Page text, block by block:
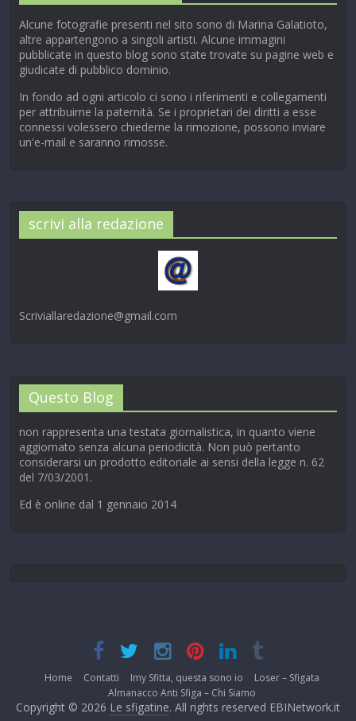
Alcune fotografie presenti nel sito sono di Marina Galatioto,
altre appartengono a singoli artisti. Alcune immagini
pubblicate in questo blog sono state trovate su pagine web e
giudicate di pubblico dominio.
In fondo ad ogni articolo ci sono i riferimenti e collegamenti
per attribuirne la paternità. Se i proprietari dei diritti a esse
connessi volessero chiederne la rimozione, possono inviare
un'e-mail e saranno rimosse.
scrivi alla redazione
Scriviallaredazione@gmail.com
Questo Blog
non rappresenta una testata giornalistica, in quanto viene
aggiornato senza alcuna periodicità. Non può pertanto
considerarsi un prodotto editoriale ai sensi della legge n. 62
del 7/03/2001.
Ed è online dal 1 gennaio 2014
Home Contatti Imy Sfitta, questa sono io
Loser – Sfigata
Almanacco Anti Sfiga – Chi Siamo
Copyright © 2026 Le sfigatine. All rights reserved EBINetwork.it